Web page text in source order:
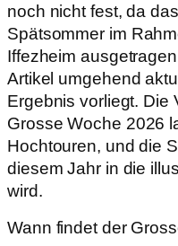
noch nicht fest, da
Spätsommer im
Iffezheim
Artikel umgehend
Ergebnis vorliegt. Die
Grosse Woche 2026
Hochtouren, und die
diesem Jahr in die
wird.
Wann findet der